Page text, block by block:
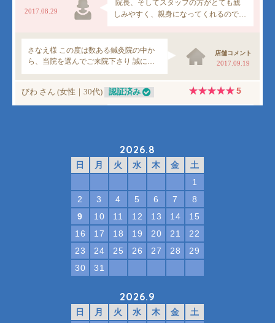
2026.8
日 月 火 水 木 金
土
1
2
3 4 5 6 7
8
9
10 11 12 13 14
15
16
17 18 19 20 21
22
23
24 25 26 27 28
29
30
31
2026.9
日 月 火 水 木 金
土